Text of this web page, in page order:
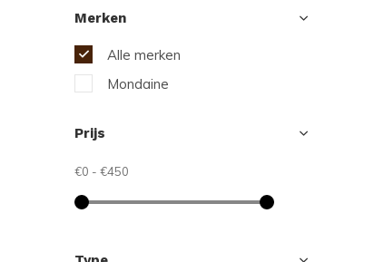
Merken
Alle merken
Mondaine
Prijs
€0 - €450